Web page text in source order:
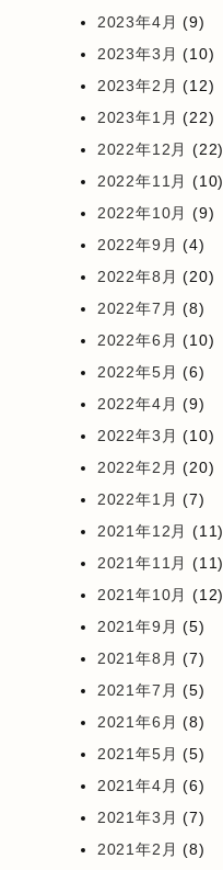
2023年4月 (9)
2023年3月 (10)
2023年2月 (12)
2023年1月 (22)
2022年12月 (22)
2022年11月 (10)
2022年10月 (9)
2022年9月 (4)
2022年8月 (20)
2022年7月 (8)
2022年6月 (10)
2022年5月 (6)
2022年4月 (9)
2022年3月 (10)
2022年2月 (20)
2022年1月 (7)
2021年12月 (11)
2021年11月 (11)
2021年10月 (12)
2021年9月 (5)
2021年8月 (7)
2021年7月 (5)
2021年6月 (8)
2021年5月 (5)
2021年4月 (6)
2021年3月 (7)
2021年2月 (8)